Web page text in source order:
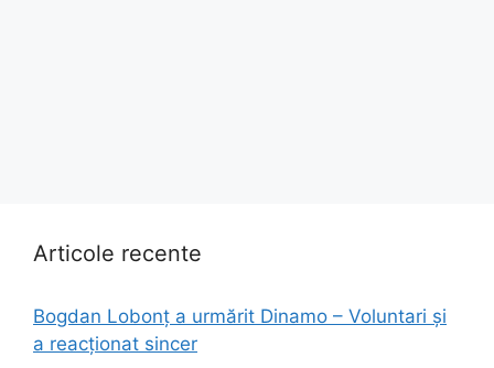
Articole recente
Bogdan Lobonț a urmărit Dinamo – Voluntari și
a reacționat sincer